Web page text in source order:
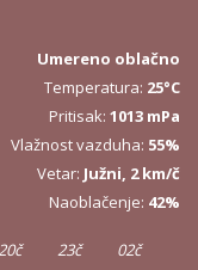
Umereno oblačno
Temperatura: 25°C
Pritisak: 1013 mPa
Vlažnost vazduha: 55%
Vetar: Južni, 2 km/č
Naoblačenje: 42%
23č 02č